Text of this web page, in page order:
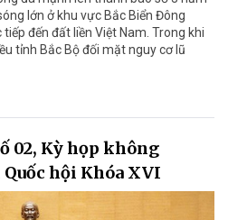
lớn ở khu vực Bắc Biển Đông
đến đất liền Việt Nam. Trong khi
tỉnh Bắc Bộ đối mặt nguy cơ lũ
02, Kỳ họp không
hội Khóa XVI